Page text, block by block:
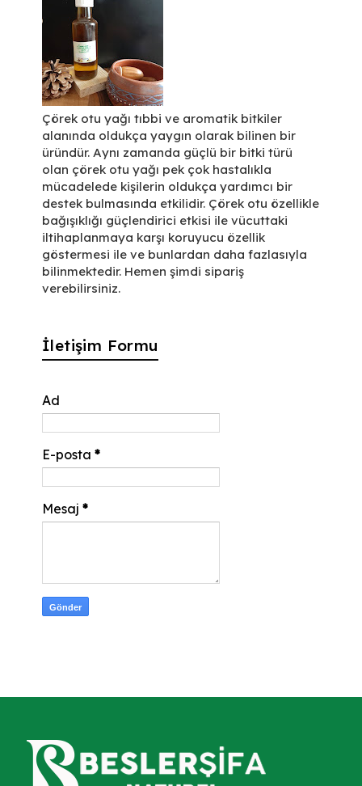
Çörek otu yağı tıbbi ve aromatik bitkiler
alanında oldukça yaygın olarak bilinen bir
üründür. Aynı zamanda güçlü bir bitki türü
olan çörek otu yağı pek çok hastalıkla
mücadelede kişilerin oldukça yardımcı bir
destek bulmasında etkilidir. Çörek otu özellikle
bağışıklığı güçlendirici etkisi ile vücuttaki
iltihaplanmaya karşı koruyucu özellik
göstermesi ile ve bunlardan daha fazlasıyla
bilinmektedir. Hemen şimdi sipariş
verebilirsiniz.
İletişim Formu
Ad
E-posta *
Mesaj *